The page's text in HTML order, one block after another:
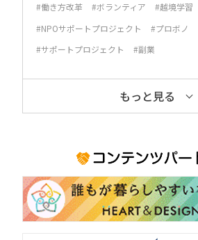
#働き方改革
#ボランティア
#越境学習
#NPOサポートプロジェクト
#プロボノ
#サポートプロジェクト
#副業
もっと見る